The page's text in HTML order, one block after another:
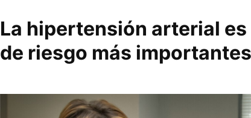
La hipertensión arterial
de riesgo más importantes